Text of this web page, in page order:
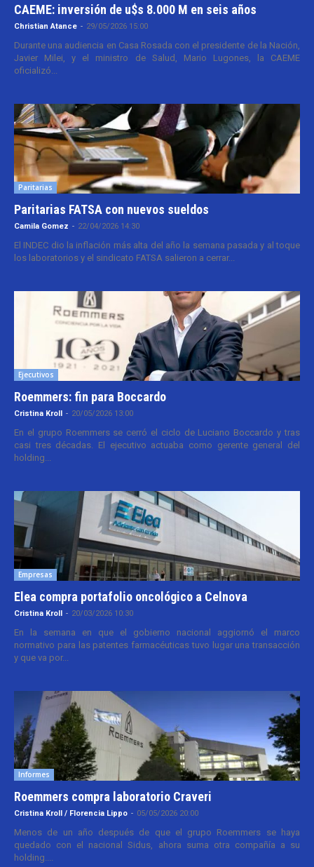
CAEME: inversión de u$s 8.000 M en seis años
Christian Atance - 29/05/2026 15:00
Durante una audiencia en Casa Rosada con el presidente de la Nación,
Javier Milei, y el ministro de Salud, Mario Lugones, la CAEME
oficializó...
Paritarias
Paritarias FATSA con nuevos sueldos
Camila Gomez - 22/04/2026 14:30
El INDEC dio la inflación más alta del año la semana pasada y al toque
los laboratorios y el sindicato FATSA salieron a cerrar...
Ejecutivos
Roemmers: fin para Boccardo
Cristina Kroll - 20/05/2026 13:00
En el grupo Roemmers se cerró el ciclo de Luciano Boccardo y tras
casi tres décadas. El ejecutivo actuaba como gerente general del
holding...
Empresas
Elea compra portafolio oncológico a Celnova
Cristina Kroll - 20/03/2026 10:30
En la semana en que el gobierno nacional aggiornó el marco
normativo para las patentes farmacéuticas tuvo lugar una transacción
y que va por...
Informes
Roemmers compra laboratorio Craveri
Cristina Kroll / Florencia Lippo - 05/05/2026 20:00
Menos de un año después de que el grupo Roemmers se haya
quedado con el nacional Sidus, ahora suma otra compañía a su
holding....